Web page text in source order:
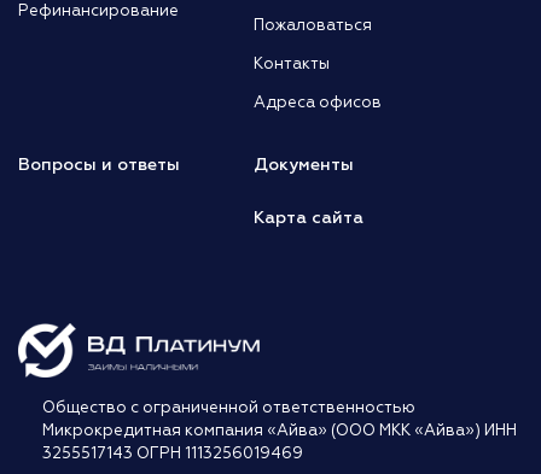
Рефинансирование
Пожаловаться
Контакты
Адреса офисов
Вопросы и ответы Документы
Карта сайта
Общество с ограниченной ответственностью
Микрокредитная компания «Айва» (ООО МКК «Айва») ИНН
3255517143 ОГРН 1113256019469